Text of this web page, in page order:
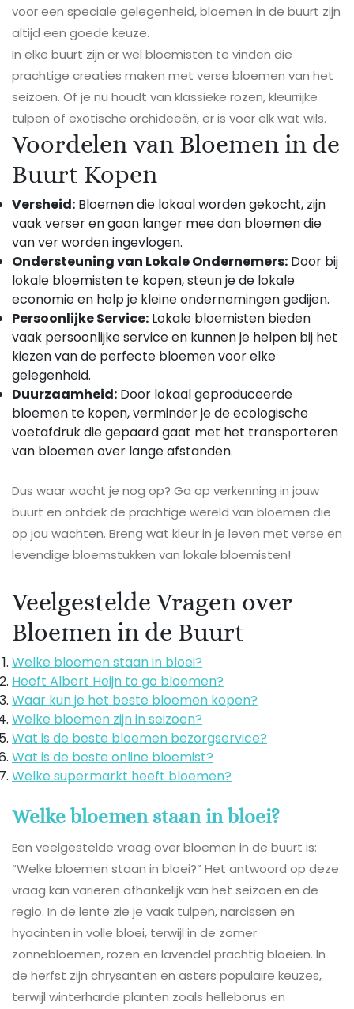
voor een speciale gelegenheid, bloemen in de buurt zijn
altijd een goede keuze.
In elke buurt zijn er wel bloemisten te vinden die
prachtige creaties maken met verse bloemen van het
seizoen. Of je nu houdt van klassieke rozen, kleurrijke
tulpen of exotische orchideeën, er is voor elk wat wils.
Voordelen van Bloemen in de
Buurt Kopen
Versheid: Bloemen die lokaal worden gekocht, zijn
vaak verser en gaan langer mee dan bloemen die
van ver worden ingevlogen.
Ondersteuning van Lokale Ondernemers: Door bij
lokale bloemisten te kopen, steun je de lokale
economie en help je kleine ondernemingen gedijen.
Persoonlijke Service: Lokale bloemisten bieden
vaak persoonlijke service en kunnen je helpen bij het
kiezen van de perfecte bloemen voor elke
gelegenheid.
Duurzaamheid: Door lokaal geproduceerde
bloemen te kopen, verminder je de ecologische
voetafdruk die gepaard gaat met het transporteren
van bloemen over lange afstanden.
Dus waar wacht je nog op? Ga op verkenning in jouw
buurt en ontdek de prachtige wereld van bloemen die
op jou wachten. Breng wat kleur in je leven met verse en
levendige bloemstukken van lokale bloemisten!
Veelgestelde Vragen over
Bloemen in de Buurt
Welke bloemen staan in bloei?
Heeft Albert Heijn to go bloemen?
Waar kun je het beste bloemen kopen?
Welke bloemen zijn in seizoen?
Wat is de beste bloemen bezorgservice?
Wat is de beste online bloemist?
Welke supermarkt heeft bloemen?
Welke bloemen staan in bloei?
Een veelgestelde vraag over bloemen in de buurt is:
“Welke bloemen staan in bloei?” Het antwoord op deze
vraag kan variëren afhankelijk van het seizoen en de
regio. In de lente zie je vaak tulpen, narcissen en
hyacinten in volle bloei, terwijl in de zomer
zonnebloemen, rozen en lavendel prachtig bloeien. In
de herfst zijn chrysanten en asters populaire keuzes,
terwijl winterharde planten zoals helleborus en